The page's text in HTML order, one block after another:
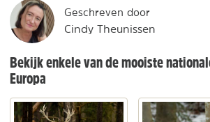
Geschreven door
Cindy Theunissen
Bekijk enkele van de mooiste
Europa